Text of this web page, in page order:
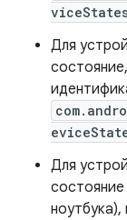
Для
Для